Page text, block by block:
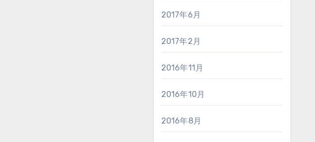
2017年6月
2017年2月
2016年11月
2016年10月
2016年8月